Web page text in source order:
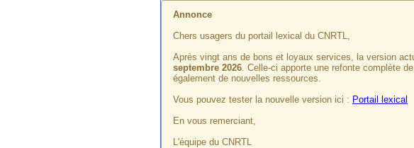
Annonce
Chers usagers du portail lexical du CNRTL,
Après vingt ans de bons et loyaux services, la version
septembre 2026. Celle-ci apporte une refonte complète
également de nouvelles ressources.
Vous pouvez tester la nouvelle version ici : Portail lexical
En vous remerciant,
L'équipe du CNRTL